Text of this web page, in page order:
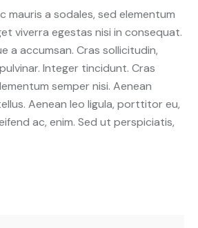
mauris a sodales, sed elementum
viverra egestas nisi in consequat.
a accumsan. Cras sollicitudin,
Integer tincidunt. Cras
semper nisi. Aenean
Aenean leo ligula, porttitor eu,
ac, enim. Sed ut perspiciatis,